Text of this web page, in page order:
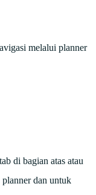
melalui planner
di bagian atas atau
dan untuk